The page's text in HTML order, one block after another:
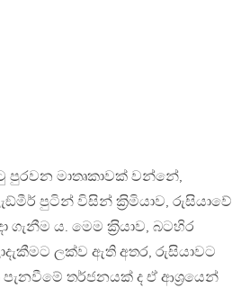
පුරවන මාතෘකාවක් වන්නේ,
පුටින් විසින් ක‍්‍රිමියාව, රුසියාවේ
ය. මෙම ක‍්‍රියාව, බටහිර
ලක්ව ඇති අතර, රුසියාවට
තර්ජනයක් ද ඒ ආශ‍්‍රයෙන්